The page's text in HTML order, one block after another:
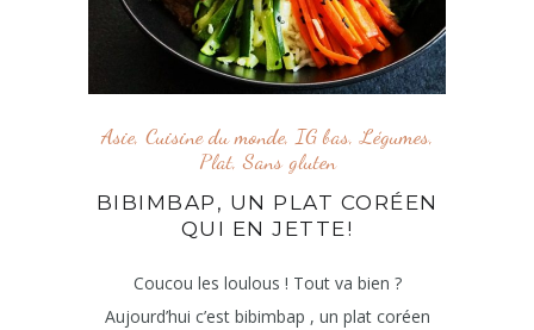
Asie, Cuisine du monde, IG bas,Légumes,
Plat,Sans gluten
BIBIMBAP, UN PLAT CORÉEN
QUI EN JETTE!
Coucou les loulous ! Tout va bien ?
Aujourd’hui c’est bibimbap , un plat coréen